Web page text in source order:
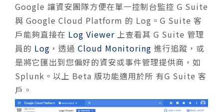
Google 讓資安團隊方便在單一控制台監控 G Suite
與 Google Cloud Platform 的 Log。G Suite 客
戶能夠直接在 Log Viewer 上查看其 G Suite 管理
員的 Log ，透過 Cloud Monitoring 進行追蹤，或
是將它匯出到您偏好的資安或事件管理提供商，如
Splunk。以上 Beta 版功能適用於所 有G Suite 客
戶。